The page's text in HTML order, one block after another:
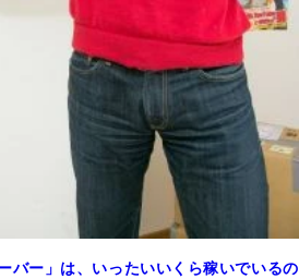
バー」は、いったいいくら稼いでいるの